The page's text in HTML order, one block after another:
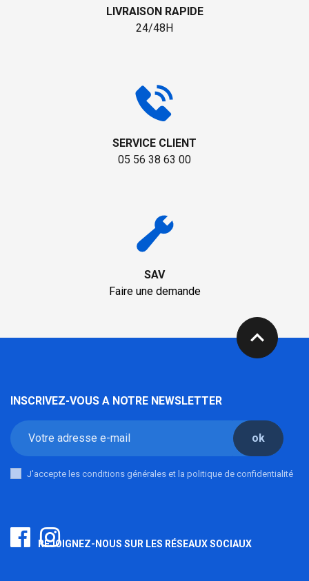
LIVRAISON RAPIDE
24/48H
SERVICE CLIENT
05 56 38 63 00
SAV
Faire une demande
expand_less
INSCRIVEZ-VOUS A NOTRE NEWSLETTER
ok
J'accepte les conditions générales et la politique de confidentialité
REJOIGNEZ-NOUS SUR LES RÉSEAUX SOCIAUX